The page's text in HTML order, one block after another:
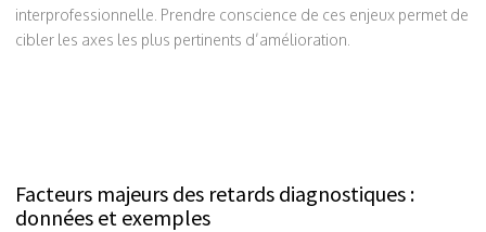
interprofessionnelle. Prendre conscience de ces enjeux permet de
cibler les axes les plus pertinents d’amélioration.
Facteurs majeurs des retards diagnostiques :
données et exemples